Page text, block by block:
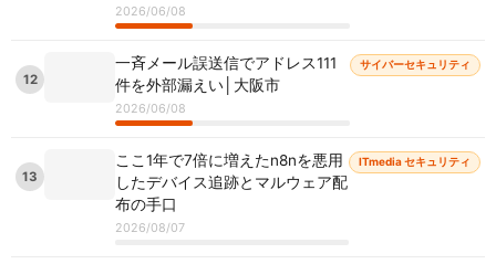
2026/06/08
12
一斉メール誤送信でアドレス111
件を外部漏えい│大阪市
2026/06/08
サイバーセキュリティ
13
ここ1年で7倍に増えたn8nを悪用
したデバイス追跡とマルウェア配
布の手口
2026/08/07
ITmedia セキュリティ